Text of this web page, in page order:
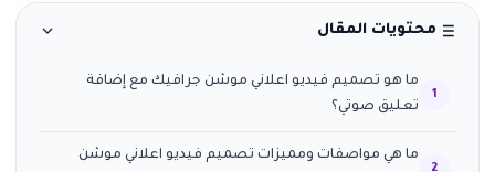
محتويات المقال
ما هو تصميم فيديو اعلاني موشن جرافيك مع إضافة
تعليق صوتي؟
ما هي مواصفات ومميزات تصميم فيديو اعلاني موشن